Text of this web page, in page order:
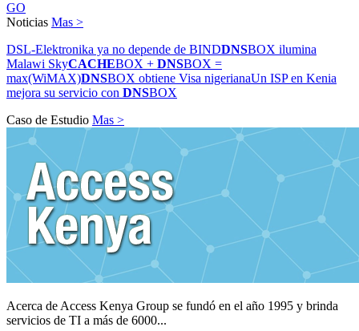
GO
Noticias Mas >
DSL-Elektronika ya no depende de BINDDNSBOX ilumina
Malawi SkyCACHEBOX + DNSBOX =
max(WiMAX)DNSBOX obtiene Visa nigerianaUn ISP en Kenia
mejora su servicio con DNSBOX
Caso de Estudio Mas >
Acerca de Access Kenya Group se fundó en el año 1995 y brinda
servicios de TI a más de 6000...